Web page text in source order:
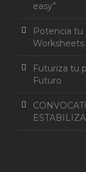
easy”
Potencia tu
Worksheets
Futuriza tu
Futuro